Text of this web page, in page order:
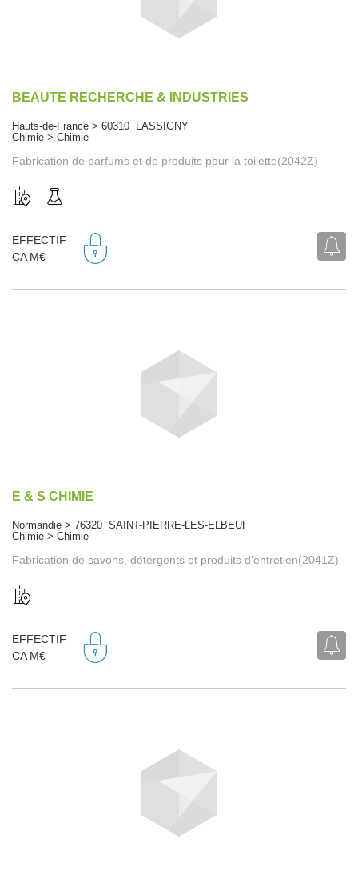
BEAUTE RECHERCHE & INDUSTRIES
Hauts-de-France > 60310 LASSIGNY
Chimie > Chimie
Fabrication de parfums et de produits pour la toilette(2042Z)
EFFECTIF
CA M€
E & S CHIMIE
Normandie > 76320 SAINT-PIERRE-LES-ELBEUF
Chimie > Chimie
Fabrication de savons, détergents et produits d'entretien(2041Z)
EFFECTIF
CA M€